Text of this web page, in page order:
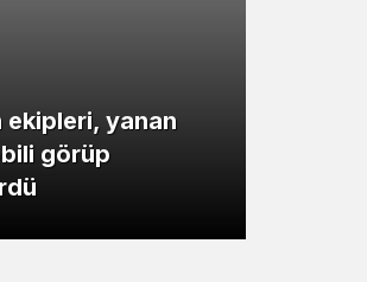
ekipleri, yanan
görüp